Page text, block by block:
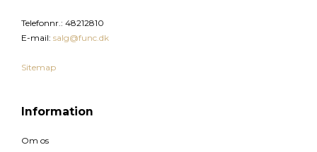
Telefonnr.: 48212810
E-mail: salg@func.dk
Sitemap
Information
Om os